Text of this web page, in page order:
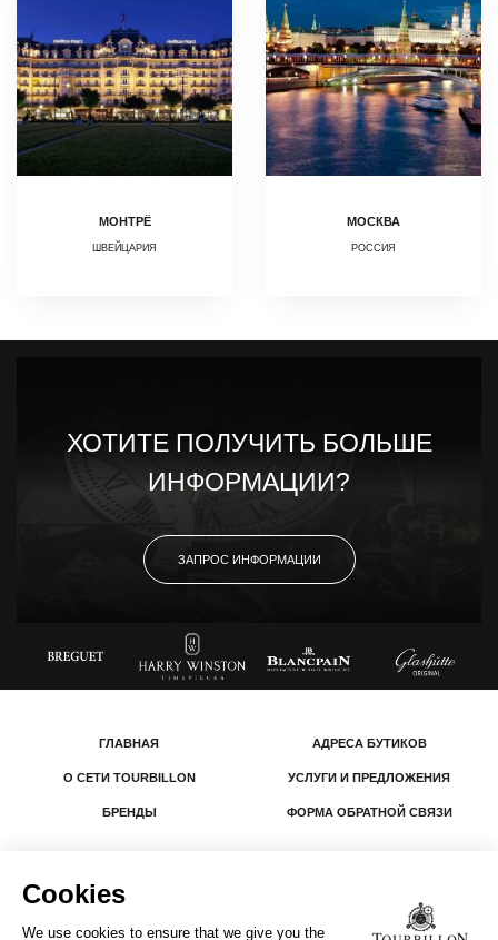
МОНТРЁ
ШВЕЙЦАРИЯ
МОСКВА
РОССИЯ
ХОТИТЕ ПОЛУЧИТЬ БОЛЬШЕ
ИНФОРМАЦИИ?
ЗАПРОС ИНФОРМАЦИИ
ГЛАВНАЯ
О СЕТИ TOURBILLON
БРЕНДЫ
АДРЕСА БУТИКОВ
УСЛУГИ И ПРЕДЛОЖЕНИЯ
ФОРМА ОБРАТНОЙ СВЯЗИ